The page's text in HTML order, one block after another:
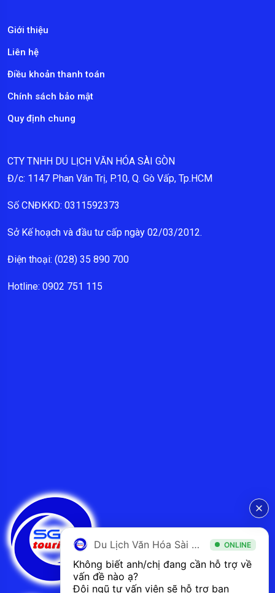
Giới thiệu
Liên hệ
Điều khoản thanh toán
Chính sách bảo mật
Quy định chung
CTY TNHH DU LỊCH VĂN HÓA SÀI GÒN
Đ/c: 1147 Phan Văn Trị, P.10, Q. Gò Vấp, Tp.HCM
Số CNĐKKD: 0311592373
Sở Kế hoạch và đầu tư cấp ngày 02/03/2012.
Điện thoại: (028) 35 890 700
Hotline: 0902 751 115
Du Lịch Văn Hóa Sài Gòn ONLINE
Không biết anh/chị đang cần hỗ trợ về
vấn đề nào ạ?
Đội ngũ tư vấn viên sẽ hỗ trợ bạn